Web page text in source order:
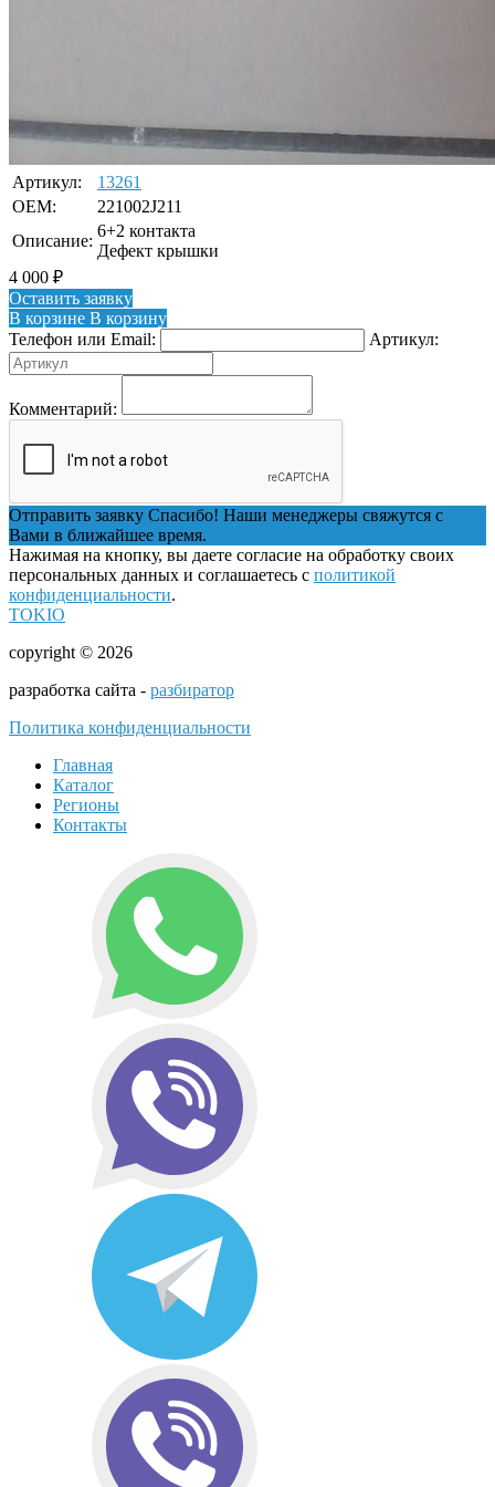
Артикул:
13261
OEM:
221002J211
Описание:
6+2 контакта
Дефект крышки
4 000 ₽
Оставить заявку
В корзине В корзину
Телефон или Email:
Артикул:
Комментарий:
Отправить заявку Спасибо! Наши менеджеры свяжутся с
Вами в ближайшее время.
Нажимая на кнопку, вы даете согласие на обработку своих
персональных данных и соглашаетесь с политикой
конфиденциальности.
TOKIO
copyright © 2026
разработка сайта - разбиратор
Политика конфиденциальности
Главная
Каталог
Регионы
Контакты